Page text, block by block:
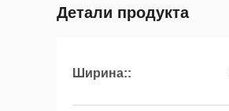
Детали продукта
Ширина::